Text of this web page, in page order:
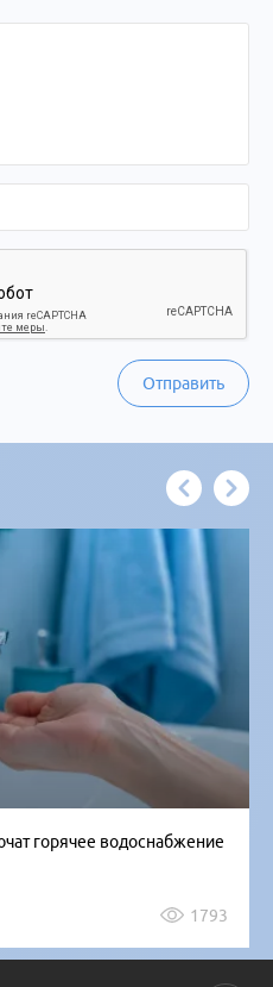
Отправить
горячее водоснабжение
1793